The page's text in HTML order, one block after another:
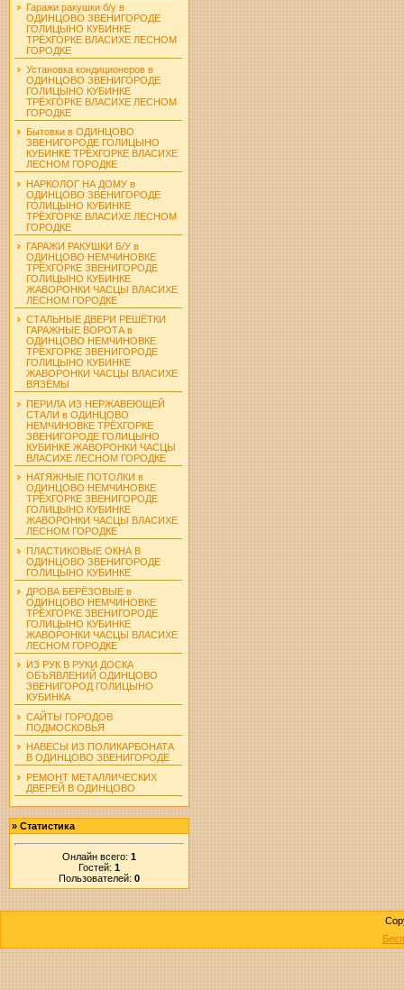
Гаражи ракушки б/у в
ОДИНЦОВО ЗВЕНИГОРОДЕ
ГОЛИЦЫНО КУБИНКЕ
ТРЁХГОРКЕ ВЛАСИХЕ ЛЕСНОМ
ГОРОДКЕ
Установка кондиционеров в
ОДИНЦОВО ЗВЕНИГОРОДЕ
ГОЛИЦЫНО КУБИНКЕ
ТРЁХГОРКЕ ВЛАСИХЕ ЛЕСНОМ
ГОРОДКЕ
Бытовки в ОДИНЦОВО
ЗВЕНИГОРОДЕ ГОЛИЦЫНО
КУБИНКЕ ТРЁХГОРКЕ ВЛАСИХЕ
ЛЕСНОМ ГОРОДКЕ
НАРКОЛОГ НА ДОМУ в
ОДИНЦОВО ЗВЕНИГОРОДЕ
ГОЛИЦЫНО КУБИНКЕ
ТРЁХГОРКЕ ВЛАСИХЕ ЛЕСНОМ
ГОРОДКЕ
ГАРАЖИ РАКУШКИ Б/У в
ОДИНЦОВО НЕМЧИНОВКЕ
ТРЁХГОРКЕ ЗВЕНИГОРОДЕ
ГОЛИЦЫНО КУБИНКЕ
ЖАВОРОНКИ ЧАСЦЫ ВЛАСИХЕ
ЛЕСНОМ ГОРОДКЕ
СТАЛЬНЫЕ ДВЕРИ РЕШЁТКИ
ГАРАЖНЫЕ ВОРОТА в
ОДИНЦОВО НЕМЧИНОВКЕ
ТРЁХГОРКЕ ЗВЕНИГОРОДЕ
ГОЛИЦЫНО КУБИНКЕ
ЖАВОРОНКИ ЧАСЦЫ ВЛАСИХЕ
ВЯЗЁМЫ
ПЕРИЛА ИЗ НЕРЖАВЕЮЩЕЙ
СТАЛИ в ОДИНЦОВО
НЕМЧИНОВКЕ ТРЁХГОРКЕ
ЗВЕНИГОРОДЕ ГОЛИЦЫНО
КУБИНКЕ ЖАВОРОНКИ ЧАСЦЫ
ВЛАСИХЕ ЛЕСНОМ ГОРОДКЕ
НАТЯЖНЫЕ ПОТОЛКИ в
ОДИНЦОВО НЕМЧИНОВКЕ
ТРЁХГОРКЕ ЗВЕНИГОРОДЕ
ГОЛИЦЫНО КУБИНКЕ
ЖАВОРОНКИ ЧАСЦЫ ВЛАСИХЕ
ЛЕСНОМ ГОРОДКЕ
ПЛАСТИКОВЫЕ ОКНА В
ОДИНЦОВО ЗВЕНИГОРОДЕ
ГОЛИЦЫНО КУБИНКЕ
ДРОВА БЕРЁЗОВЫЕ в
ОДИНЦОВО НЕМЧИНОВКЕ
ТРЁХГОРКЕ ЗВЕНИГОРОДЕ
ГОЛИЦЫНО КУБИНКЕ
ЖАВОРОНКИ ЧАСЦЫ ВЛАСИХЕ
ЛЕСНОМ ГОРОДКЕ
ИЗ РУК В РУКИ ДОСКА
ОБЪЯВЛЕНИЙ ОДИНЦОВО
ЗВЕНИГОРОД ГОЛИЦЫНО
КУБИНКА
САЙТЫ ГОРОДОВ
ПОДМОСКОВЬЯ
НАВЕСЫ ИЗ ПОЛИКАРБОНАТА
В ОДИНЦОВО ЗВЕНИГОРОДЕ
РЕМОНТ МЕТАЛЛИЧЕСКИХ
ДВЕРЕЙ В ОДИНЦОВО
» Статистика
Онлайн всего: 1
Гостей: 1
Пользователей: 0